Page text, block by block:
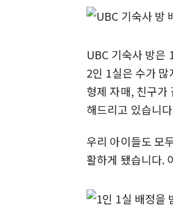
UBC 기숙사 방은
2인 1실은 수가
형제 자매, 친구가
해드리고 있습니
우리 아이들도 모
활하게 됐습니다.